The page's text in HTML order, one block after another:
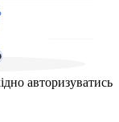
авторизуватись